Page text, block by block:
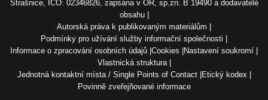
Strašnice, IČO: 02346826, zapsána v OR, sp.zn. B 19490 a dodavatelé
obsahu
Autorská práva k publikovaným materiálům
Podmínky pro užívání služby informační společnosti
Informace o zpracování osobních údajů Cookies Nastavení soukromí
Vlastnická struktura
Jednotná kontaktní místa / Single Points of Contact Etický kodex
Povinně zveřejňované informace